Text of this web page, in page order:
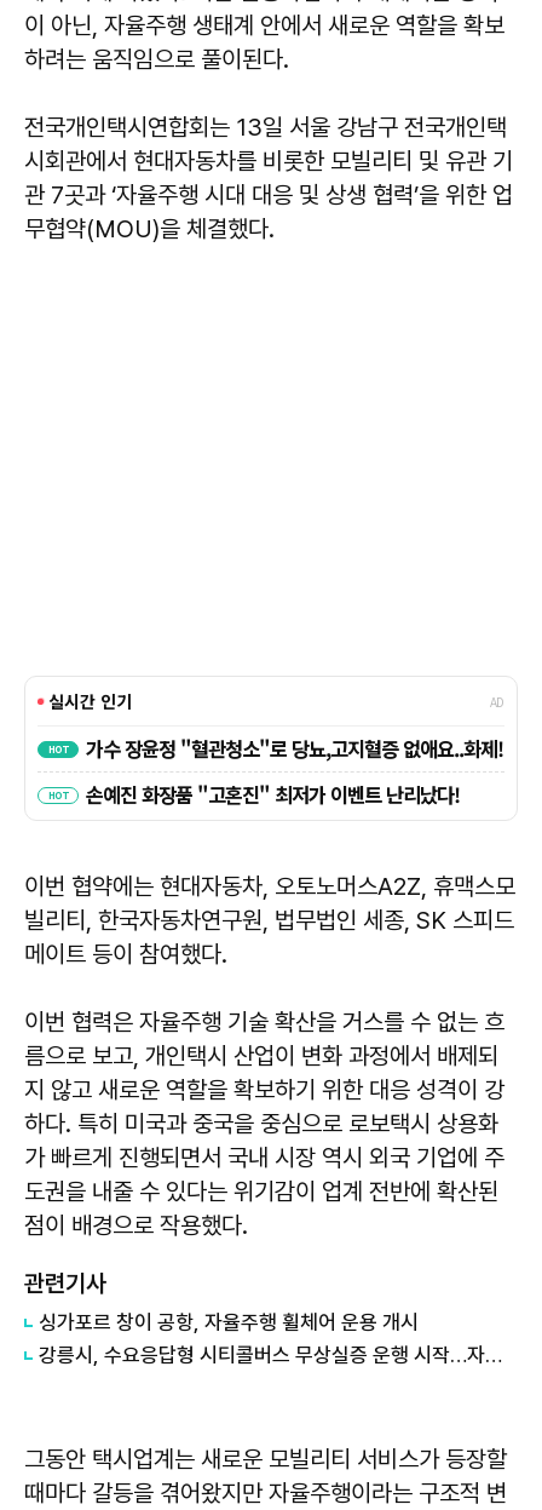
이 아닌, 자율주행 생태계 안에서 새로운 역할을 확보
하려는 움직임으로 풀이된다.
전국개인택시연합회는 13일 서울 강남구 전국개인택
시회관에서 현대자동차를 비롯한 모빌리티 및 유관 기
관 7곳과 ‘자율주행 시대 대응 및 상생 협력’을 위한 업
무협약(MOU)을 체결했다.
이번 협약에는 현대자동차, 오토노머스A2Z, 휴맥스모
빌리티, 한국자동차연구원, 법무법인 세종, SK 스피드
메이트 등이 참여했다.
이번 협력은 자율주행 기술 확산을 거스를 수 없는 흐
름으로 보고, 개인택시 산업이 변화 과정에서 배제되
지 않고 새로운 역할을 확보하기 위한 대응 성격이 강
하다. 특히 미국과 중국을 중심으로 로보택시 상용화
가 빠르게 진행되면서 국내 시장 역시 외국 기업에 주
도권을 내줄 수 있다는 위기감이 업계 전반에 확산된
점이 배경으로 작용했다.
관련기사
싱가포르 창이 공항, 자율주행 휠체어 운용 개시
강릉시, 수요응답형 시티콜버스 무상실증 운행 시작…자율주행 대중교통 시대 첫걸음
그동안 택시업계는 새로운 모빌리티 서비스가 등장할
때마다 갈등을 겪어왔지만 자율주행이라는 구조적 변